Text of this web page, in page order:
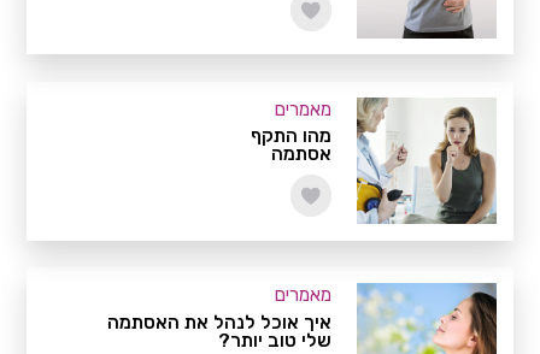
מאמרים
מהו התקף
אסתמה
מאמרים
איך אוכל לנהל את האסתמה
שלי טוב יותר?